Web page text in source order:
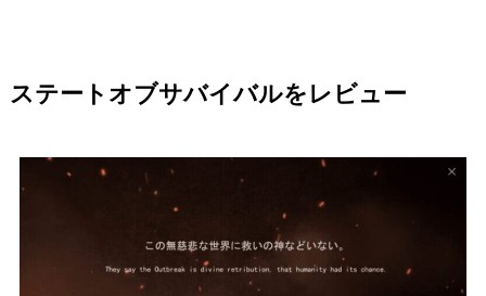
ステートオブサバイバルをレビュー